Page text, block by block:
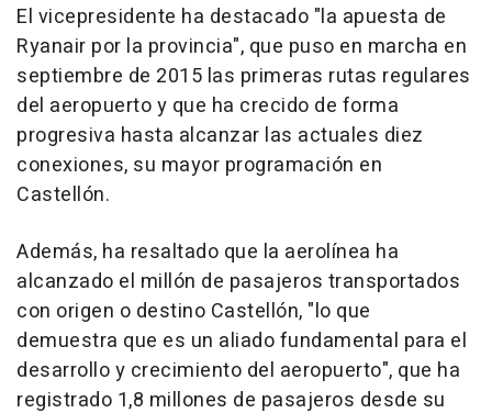
El vicepresidente ha destacado "la apuesta de
Ryanair por la provincia", que puso en marcha en
septiembre de 2015 las primeras rutas regulares
del aeropuerto y que ha crecido de forma
progresiva hasta alcanzar las actuales diez
conexiones, su mayor programación en
Castellón.
Además, ha resaltado que la aerolínea ha
alcanzado el millón de pasajeros transportados
con origen o destino Castellón, "lo que
demuestra que es un aliado fundamental para el
desarrollo y crecimiento del aeropuerto", que ha
registrado 1,8 millones de pasajeros desde su